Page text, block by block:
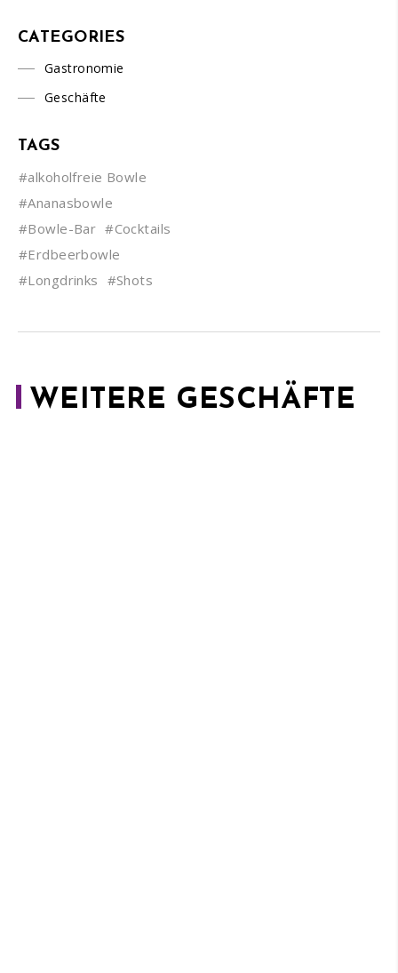
CATEGORIES
Gastronomie
Geschäfte
TAGS
#alkoholfreie Bowle
#Ananasbowle
#Bowle-Bar #Cocktails
#Erdbeerbowle
#Longdrinks #Shots
WEITERE GESCHÄFTE